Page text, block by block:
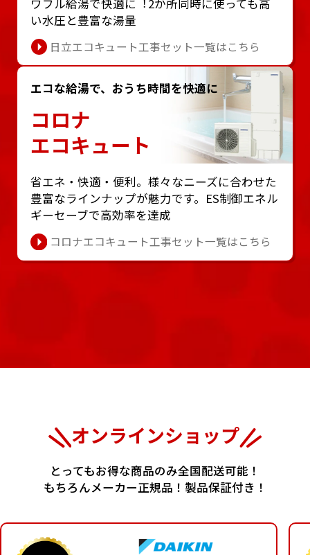
い⽔圧と豊富な湯量
日立エコキュート工事セット一覧はこちら
エコな給湯で、おうち時間を快適に
コロナ
エコキュート
省エネ・快適・便利。様々なニーズに合わせた
豊富なラインナップが魅⼒です。ES制御エネル
ギーセーブで⾼効率を達成
コロナエコキュート工事セット一覧はこちら
オンラインショップ
とってもお得な商品のみ全国配送可能！
もちろんメーカー正規品！製品保証付き！